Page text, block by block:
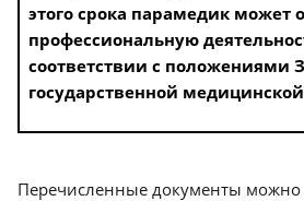
этого срока парамедик может
профессиональную
соответствии с положениями
государственной
Перечисленные документы можно